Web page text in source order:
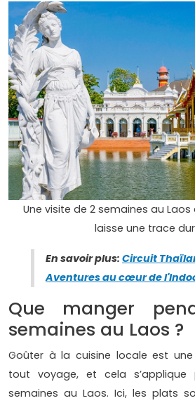
Une visite de 2 semaines au
laisse une trace
En savoir plus: Circuit
Aventures au cœur de
Que manger
semaines au Laos ?
Goûter à la cuisine locale est
tout voyage, et cela
semaines au Laos. Ici, les plats